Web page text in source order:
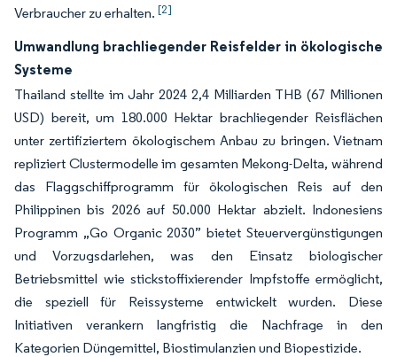
Verbraucher zu erhalten. [2]
Umwandlung brachliegender Reisfelder in ökologische
Systeme
Thailand stellte im Jahr 2024 2,4 Milliarden THB (67 Millionen
USD) bereit, um 180.000 Hektar brachliegender Reisflächen
unter zertifiziertem ökologischem Anbau zu bringen. Vietnam
repliziert Clustermodelle im gesamten Mekong-Delta, während
das Flaggschiffprogramm für ökologischen Reis auf den
Philippinen bis 2026 auf 50.000 Hektar abzielt. Indonesiens
Programm „Go Organic 2030” bietet Steuervergünstigungen
und Vorzugsdarlehen, was den Einsatz biologischer
Betriebsmittel wie stickstoffixierender Impfstoffe ermöglicht,
die speziell für Reissysteme entwickelt wurden. Diese
Initiativen verankern langfristig die Nachfrage in den
Kategorien Düngemittel, Biostimulanzien und Biopestizide.